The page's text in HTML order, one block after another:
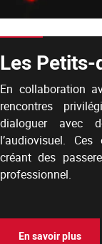
Les
En collaboration
rencontres
dialoguer avec
l’audiovisuel.
créant des
professionnel.
En savoir plus